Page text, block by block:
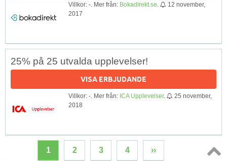
Villkor: -. Mer från: Bokadirekt.se
12 november,
2017
25% på 25 utvalda upplevelser!
VISA ERBJUDANDE
Villkor: -. Mer från: ICA Upplevelser.
25 november,
2018
1 2 3 4 ››